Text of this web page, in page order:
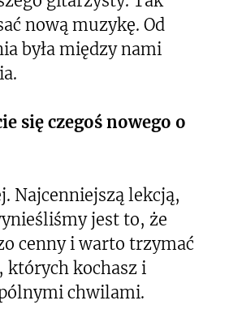
nową muzykę. Od
była między nami
się czegoś nowego o
Najcenniejszą lekcją,
jest to, że
cenny i warto trzymać
których kochasz i
chwilami.